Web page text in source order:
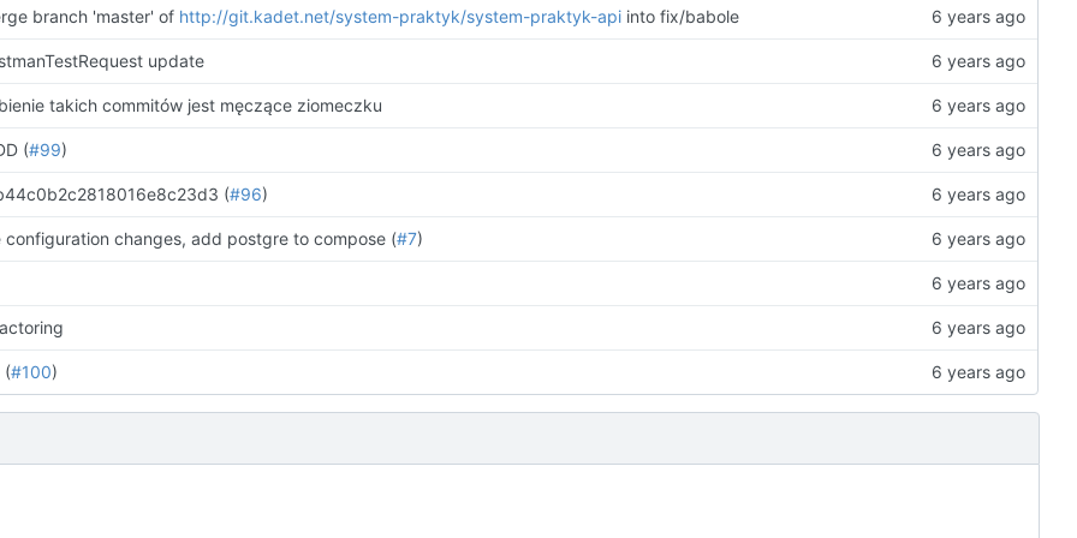
branch 'master' of http://git.kadet.net/system-praktyk/system-praktyk-api into fix/babole
update
takich commitów jest męczące ziomeczku
(#99)
(#96)
configuration changes, add postgre to compose (#7)
(#100)